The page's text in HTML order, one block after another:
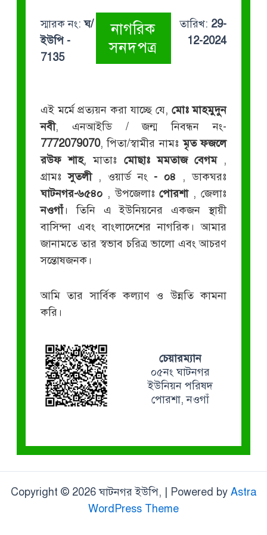
স্মারক নং:ঘ/
ইউপি -
7135
নাগরিক
সনদপত্র
তারিখ: 29-
12-2024
এই মর্মে প্রত্যয়ন করা যাচ্ছে যে, মোঃ মাহমুদুন
নবী, এনআইডি / জন্ম নিবন্ধন নং-
7772079070, পিতা/স্বামীর নামঃমৃত ফজলে
রউফ শাহ, মাতাঃ মোছাঃ মমতাজ বেগম ,
গ্রামঃসুতলী , ওয়ার্ড নং - ০৪ , ডাকঘরঃ
ঘাটনগর-৬৫৪০ , উপজেলাঃপোরশা , জেলাঃ
নওগাঁ। তিনি এ ইউনিয়নের একজন স্থায়ী
বাসিন্দা এবং বাংলাদেশের নাগরিক। আমার
জানামতে তার স্বভাব চরিত্র ভালো এবং আচরণ
সন্তোষজনক।
আমি তার সার্বিক কল্যাণ ও উন্নতি কামনা
করি।
চেয়ারম্যান
০৫নং ঘাটনগর
ইউনিয়ন পরিষদ
পোরশা, নওগাঁ
Copyright © 2026 ঘাটনগর ইউপি, | Powered by Astra
WordPress Theme